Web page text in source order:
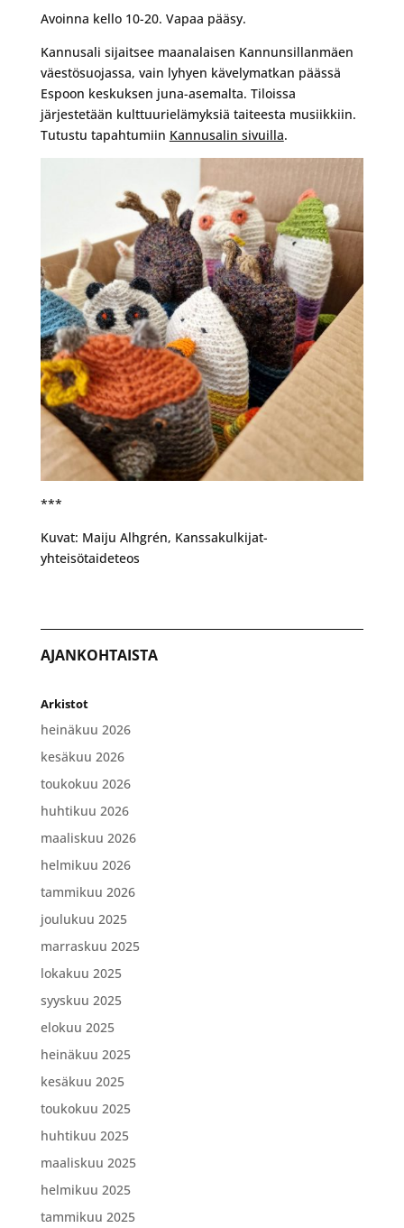
Avoinna kello 10-20. Vapaa pääsy.
Kannusali sijaitsee maanalaisen Kannunsillanmäen
väestösuojassa, vain lyhyen kävelymatkan päässä
Espoon keskuksen juna-asemalta. Tiloissa
järjestetään kulttuurielämyksiä taiteesta musiikkiin.
Tutustu tapahtumiin Kannusalin sivuilla.
***
Kuvat: Maiju Alhgrén, Kanssakulkijat-
yhteisötaideteos
AJANKOHTAISTA
Arkistot
heinäkuu 2026
kesäkuu 2026
toukokuu 2026
huhtikuu 2026
maaliskuu 2026
helmikuu 2026
tammikuu 2026
joulukuu 2025
marraskuu 2025
lokakuu 2025
syyskuu 2025
elokuu 2025
heinäkuu 2025
kesäkuu 2025
toukokuu 2025
huhtikuu 2025
maaliskuu 2025
helmikuu 2025
tammikuu 2025